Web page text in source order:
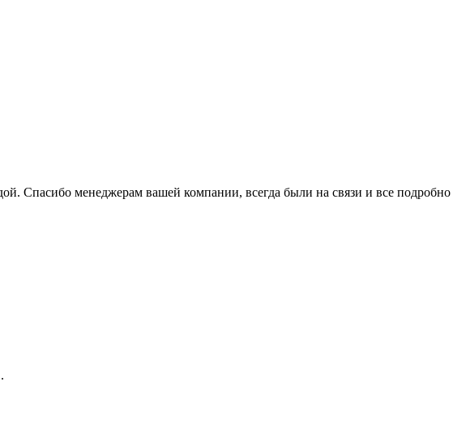
Спасибо менеджерам вашей компании, всегда были на связи и все подробно